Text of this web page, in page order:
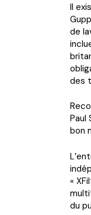
Il
de
des
Paul
bon
«
du